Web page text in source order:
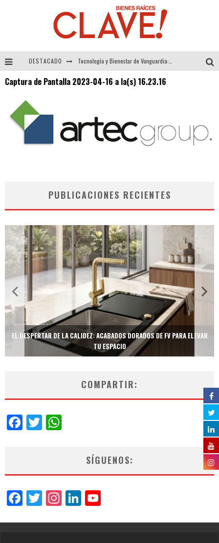
DESTACADO
Captura de Pantalla 2023-04-16 a la(s) 16.23.16
PUBLICACIONES RECIENTES
EL DESPERTAR DE LA CALIDEZ: ACABADOS DORADOS DE FV PARA ELEVAR
TU ESPACIO
COMPARTIR:
Facebook
Twitter
SÍGUENOS:
Facebook
Twitter
Instagram
LinkedIn